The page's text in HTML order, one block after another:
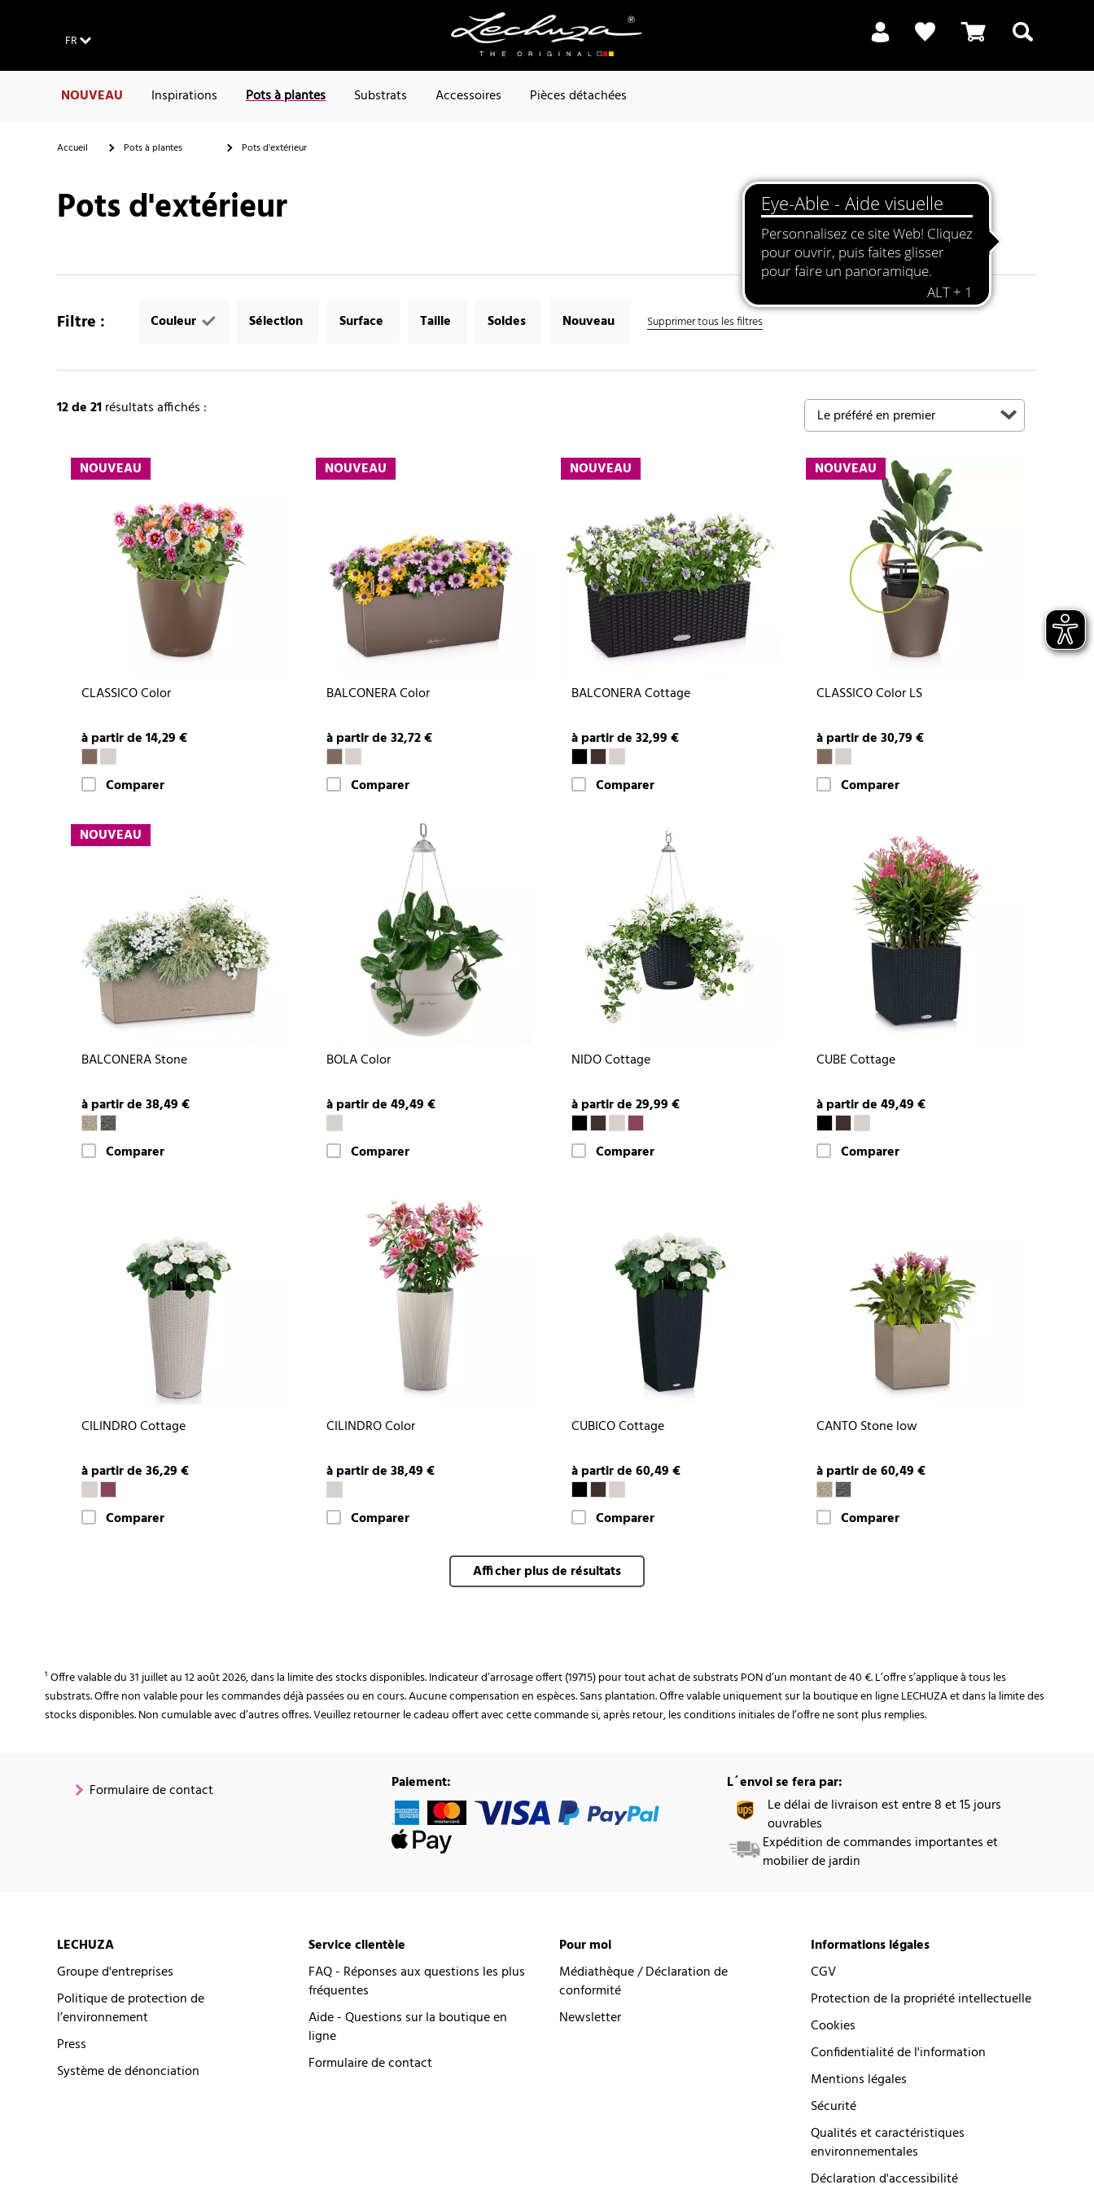
FR
NOUVEAU Inspirations Pots à plantes Substrats Accessoires Pièces détachées
Accueil Pots à plantes Pots d'extérieur
Pots d'extérieur
Filtre : Couleur Sélection Surface Taille Soldes Nouveau Supprimer tous les filtres
12de 21résultats affichés :
NOUVEAU
CLASSICO Color
à partir de 14,29 €
Comparer
NOUVEAU
BALCONERA Color
à partir de 32,72 €
Comparer
NOUVEAU
BALCONERA Cottage
à partir de 32,99 €
Comparer
NOUVEAU
CLASSICO Color LS
à partir de 30,79 €
Comparer
NOUVEAU
BALCONERA Stone
à partir de 38,49 €
Comparer
BOLA Color
à partir de 49,49 €
Comparer
NIDO Cottage
à partir de 29,99 €
Comparer
CUBE Cottage
à partir de 49,49 €
Comparer
CILINDRO Cottage
à partir de 36,29 €
Comparer
CILINDRO Color
à partir de 38,49 €
Comparer
CUBICO Cottage
à partir de 60,49 €
Comparer
CANTO Stone low
à partir de 60,49 €
Comparer
Afficher plus de résultats
¹ Offre valable du 31 juillet au 12 août 2026, dans la limite des stocks disponibles. Indicateur d’arrosage offert (19715) pour tout achat de substrats PON d’un montant de 40 €. L’offre s’applique à tous les
substrats. Offre non valable pour les commandes déjà passées ou en cours. Aucune compensation en espèces. Sans plantation. Offre valable uniquement sur la boutique en ligne LECHUZA et dans la limite des
stocks disponibles. Non cumulable avec d’autres offres. Veuillez retourner le cadeau offert avec cette commande si, après retour, les conditions initiales de l’offre ne sont plus remplies.
Formulaire de contact Paiement:
L´envoi se fera par:
Le délai de livraison est entre 8 et 15 jours
ouvrables
Expédition de commandes importantes et
mobilier de jardin
LECHUZA
Groupe d'entreprises
Politique de protection de
l’environnement
Press
Système de dénonciation
Service clientèle
FAQ - Réponses aux questions les plus
fréquentes
Aide - Questions sur la boutique en
ligne
Formulaire de contact
Pour moi
Médiathèque / Déclaration de
conformité
Newsletter
Informations légales
CGV
Protection de la propriété intellectuelle
Cookies
Confidentialité de l'information
Mentions légales
Sécurité
Qualités et caractéristiques
environnementales
Déclaration d'accessibilité